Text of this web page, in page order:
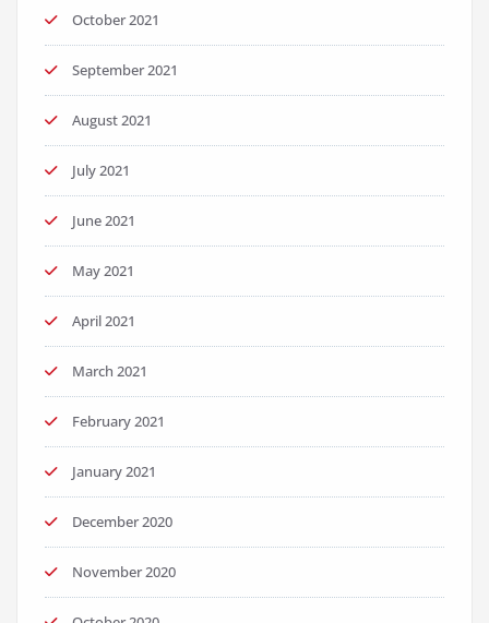
October 2021
September 2021
August 2021
July 2021
June 2021
May 2021
April 2021
March 2021
February 2021
January 2021
December 2020
November 2020